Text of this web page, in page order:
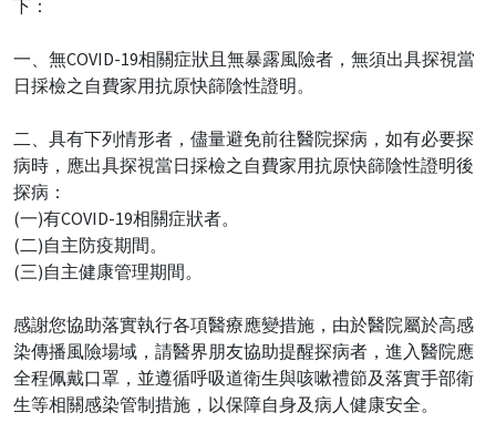
下：
一、無COVID-19相關症狀且無暴露風險者，無須出具探視當
日採檢之自費家用抗原快篩陰性證明。
二、具有下列情形者，儘量避免前往醫院探病，如有必要探
病時，應出具探視當日採檢之自費家用抗原快篩陰性證明後
探病：
(一)有COVID-19相關症狀者。
(二)自主防疫期間。
(三)自主健康管理期間。
感謝您協助落實執行各項醫療應變措施，由於醫院屬於高感
染傳播風險場域，請醫界朋友協助提醒探病者，進入醫院應
全程佩戴口罩，並遵循呼吸道衛生與咳嗽禮節及落實手部衛
生等相關感染管制措施，以保障自身及病人健康安全。